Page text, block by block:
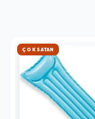
ÇOK SATAN